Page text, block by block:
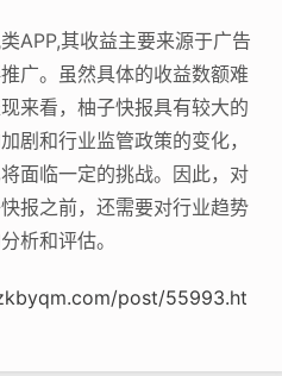
APP,其收益主要来源于广告
广。虽然具体的收益数额难
来看，柚子快报具有较大的
剧和行业监管政策的变化，
面临一定的挑战。因此，对
报之前，还需要对行业趋势
析和评估。
post/55993.ht